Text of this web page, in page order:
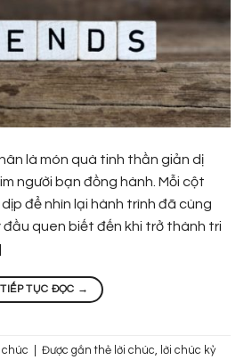
là món quà tinh thần giản dị
người bạn đồng hành. Mỗi cột
để nhìn lại hành trình đã cùng
quen biết đến khi trở thành tri
TIẾP TỤC ĐỌC →
chúc Được gắn thẻ lời chúc, lời chúc kỷ